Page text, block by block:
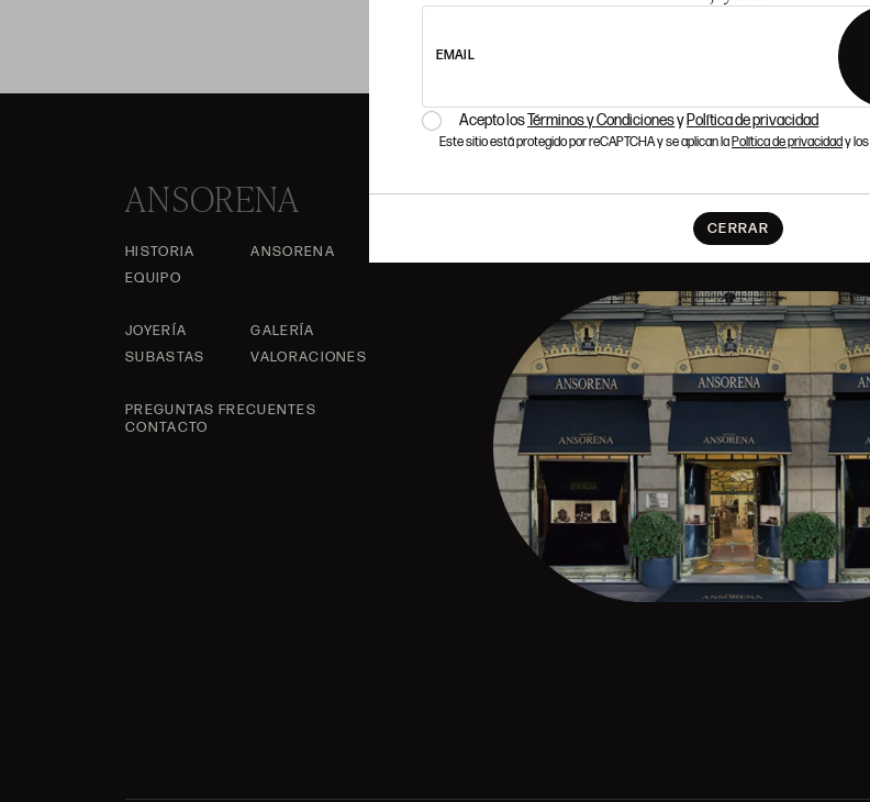
EMAIL
Acepto losTérminos y Condicionesy Política de privacidad
Este sitio está protegido por reCAPTCHA y se aplican laPolítica de privacidady los
CERRAR
ANSORENA
HISTORIA
ANSORENA
EQUIPO
JOYERÍA
GALERÍA
SUBASTAS
VALORACIONES
PREGUNTAS FRECUENTES
CONTACTO